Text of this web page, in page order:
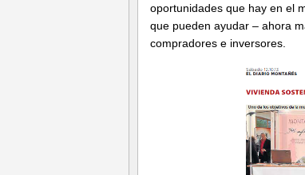
oportunidades que hay en el
que pueden ayudar – ahora
compradores e inversores.